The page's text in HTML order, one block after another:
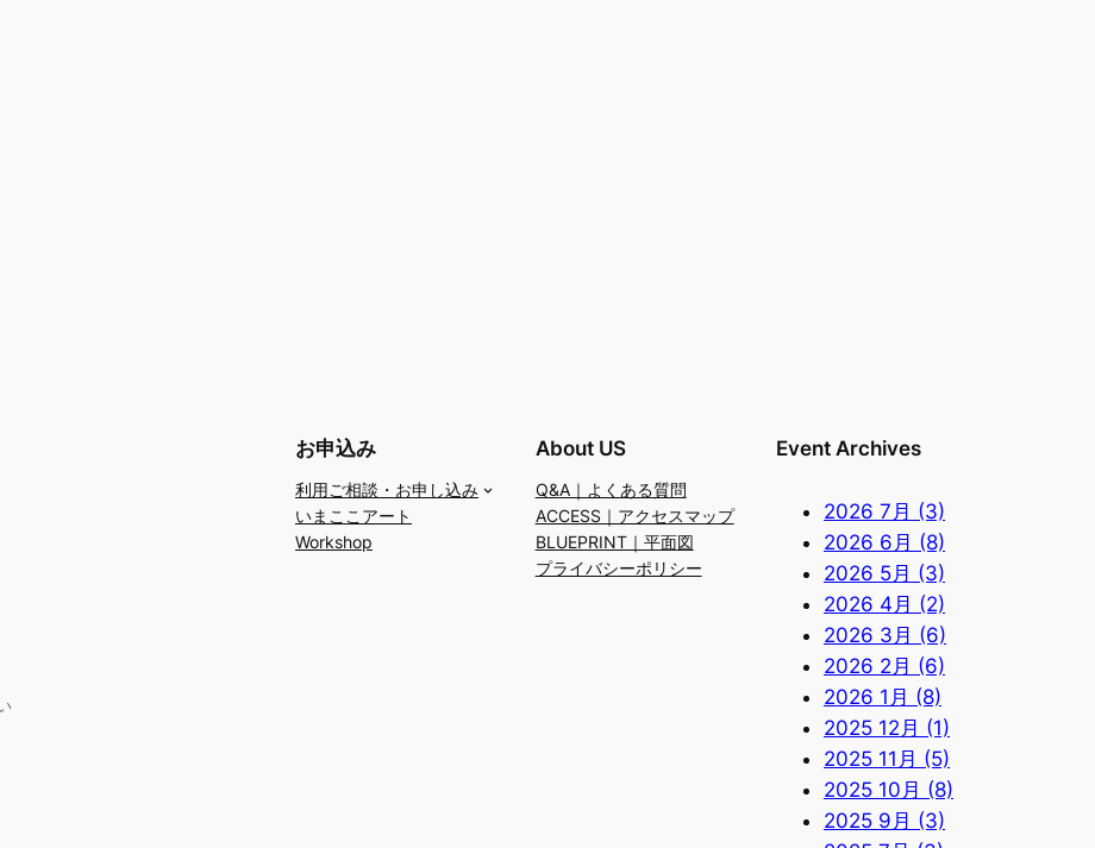
お申込み
利用ご相談・お申し込み
いまここアート
Workshop
About US
Q&A｜よくある質問
ACCESS｜アクセスマップ
BLUEPRINT｜平面図
プライバシーポリシー
Event Archives
2026 7月 (3)
2026 6月 (8)
2026 5月 (3)
2026 4月 (2)
2026 3月 (6)
2026 2月 (6)
2026 1月 (8)
2025 12月 (1)
2025 11月 (5)
2025 10月 (8)
2025 9月 (3)